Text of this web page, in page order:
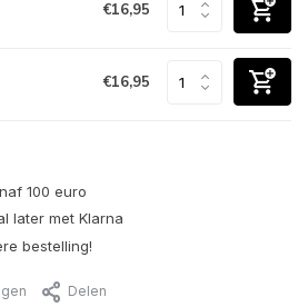
€16,95
€16,95
100 euro
later met Klarna
bestelling!
Delen